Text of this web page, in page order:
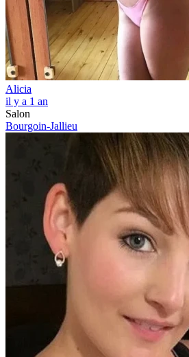
Alicia
il y a 1 an
Salon
Bourgoin-Jallieu